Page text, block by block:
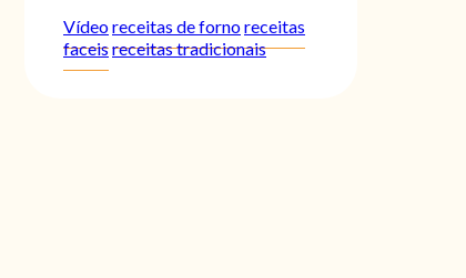
Vídeoreceitas de fornoreceitas
faceisreceitas tradicionais